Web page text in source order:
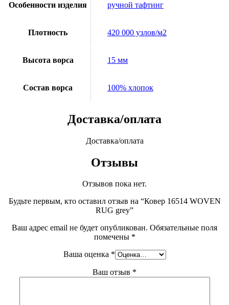
Особенности изделия ручной тафтинг
Плотность 420 000 узлов/м2
Высота ворса 15 мм
Состав ворса 100% хлопок
Доставка/оплата
Доставка/оплата
Отзывы
Отзывов пока нет.
Будьте первым, кто оставил отзыв на “Ковер 16514 WOVEN
RUG grey”
Ваш адрес email не будет опубликован. Обязательные поля
помечены *
Ваша оценка *
Ваш отзыв *